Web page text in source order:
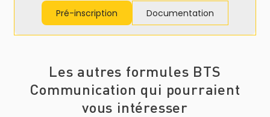
Pré-inscription Documentation
Les autres formules BTS
Communication qui pourraient
vous intéresser